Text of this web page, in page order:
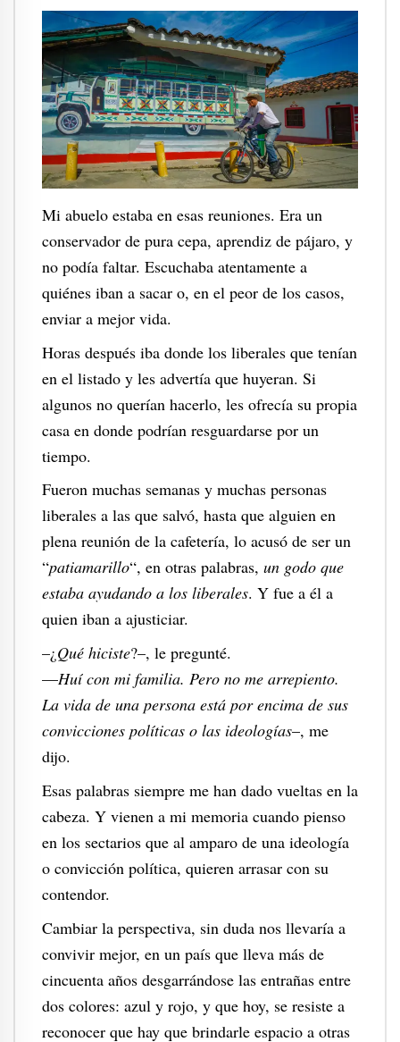
Mi abuelo estaba en esas reuniones. Era un
conservador de pura cepa, aprendiz de pájaro, y
no podía faltar. Escuchaba atentamente a
quiénes iban a sacar o, en el peor de los casos,
enviar a mejor vida.
Horas después iba donde los liberales que tenían
en el listado y les advertía que huyeran. Si
algunos no querían hacerlo, les ofrecía su propia
casa en donde podrían resguardarse por un
tiempo.
Fueron muchas semanas y muchas personas
liberales a las que salvó, hasta que alguien en
plena reunión de la cafetería, lo acusó de ser un
“patiamarillo“, en otras palabras, un godo que
estaba ayudando a los liberales. Y fue a él a
quien iban a ajusticiar.
–¿Qué hiciste?–, le pregunté.
—Huí con mi familia. Pero no me arrepiento.
La vida de una persona está por encima de sus
convicciones políticas o las ideologías–, me
dijo.
Esas palabras siempre me han dado vueltas en la
cabeza. Y vienen a mi memoria cuando pienso
en los sectarios que al amparo de una ideología
o convicción política, quieren arrasar con su
contendor.
Cambiar la perspectiva, sin duda nos llevaría a
convivir mejor, en un país que lleva más de
cincuenta años desgarrándose las entrañas entre
dos colores: azul y rojo, y que hoy, se resiste a
reconocer que hay que brindarle espacio a otras